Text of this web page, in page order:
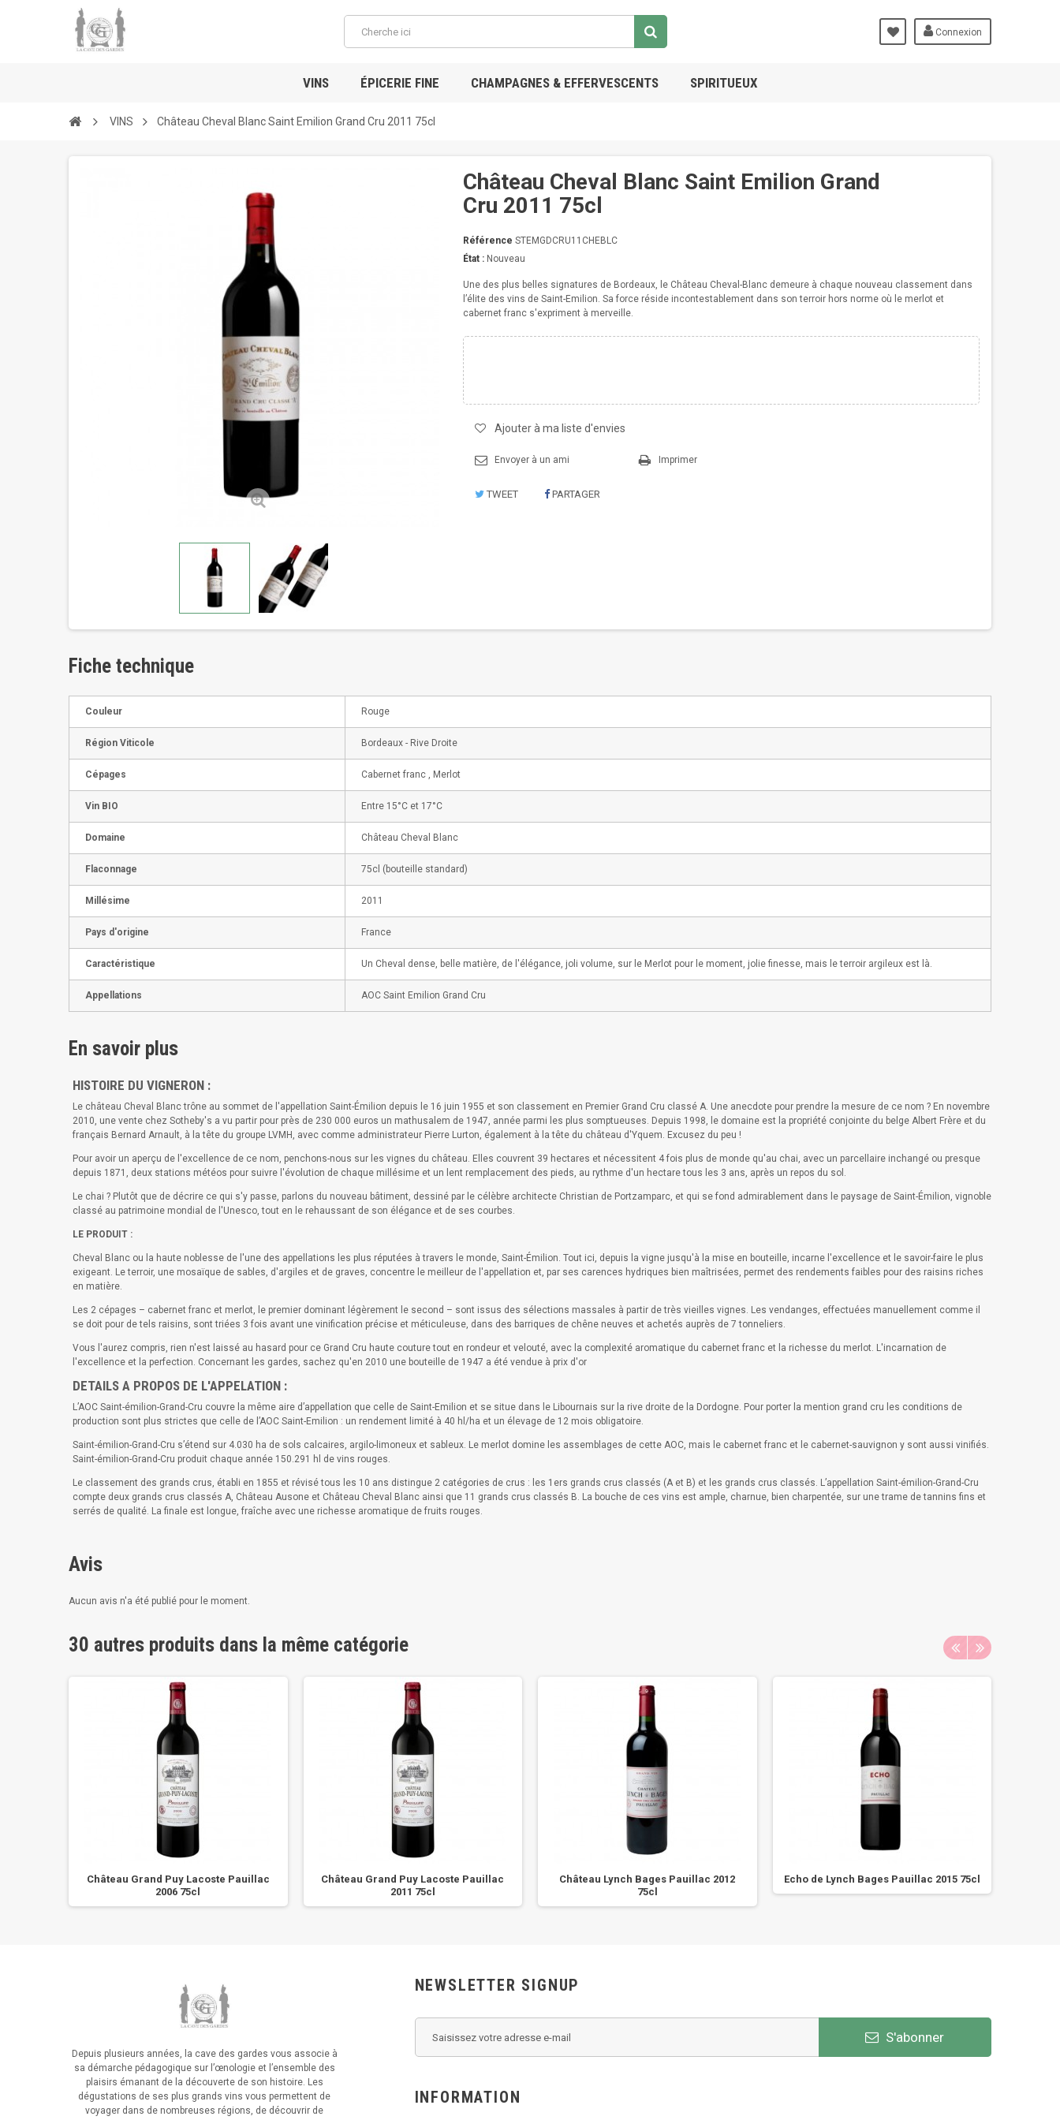
Connexion
VINS ÉPICERIE FINE CHAMPAGNES & EFFERVESCENTS SPIRITUEUX
VINS Château Cheval Blanc Saint Emilion Grand Cru 2011 75cl
Château Cheval Blanc Saint Emilion Grand
Cru 2011 75cl
Référence STEMGDCRU11CHEBLC
État : Nouveau
Une des plus belles signatures de Bordeaux, le Château Cheval-Blanc demeure à chaque nouveau classement dans
l’élite des vins de Saint-Emilion. Sa force réside incontestablement dans son terroir hors norme où le merlot et
cabernet franc s'expriment à merveille.
Ajouter à ma liste d'envies
Envoyer à un ami Imprimer
TWEET PARTAGER
Fiche technique
Couleur Rouge
Région Viticole Bordeaux - Rive Droite
Cépages Cabernet franc , Merlot
Vin BIO Entre 15°C et 17°C
Domaine Château Cheval Blanc
Flaconnage 75cl (bouteille standard)
Millésime 2011
Pays d'origine France
Caractéristique Un Cheval dense, belle matière, de l'élégance, joli volume, sur le Merlot pour le moment, jolie finesse, mais le terroir argileux est là.
Appellations AOC Saint Emilion Grand Cru
En savoir plus
HISTOIRE DU VIGNERON :
Le château Cheval Blanc trône au sommet de l'appellation Saint-Émilion depuis le 16 juin 1955 et son classement en Premier Grand Cru classé A. Une anecdote pour prendre la mesure de ce nom ? En novembre
2010, une vente chez Sotheby's a vu partir pour près de 230 000 euros un mathusalem de 1947, année parmi les plus somptueuses. Depuis 1998, le domaine est la propriété conjointe du belge Albert Frère et du
français Bernard Arnault, à la tête du groupe LVMH, avec comme administrateur Pierre Lurton, également à la tête du château d'Yquem. Excusez du peu !
Pour avoir un aperçu de l'excellence de ce nom, penchons-nous sur les vignes du château. Elles couvrent 39 hectares et nécessitent 4 fois plus de monde qu'au chai, avec un parcellaire inchangé ou presque
depuis 1871, deux stations météos pour suivre l'évolution de chaque millésime et un lent remplacement des pieds, au rythme d'un hectare tous les 3 ans, après un repos du sol.
Le chai ? Plutôt que de décrire ce qui s'y passe, parlons du nouveau bâtiment, dessiné par le célèbre architecte Christian de Portzamparc, et qui se fond admirablement dans le paysage de Saint-Émilion, vignoble
classé au patrimoine mondial de l'Unesco, tout en le rehaussant de son élégance et de ses courbes.
LE PRODUIT :
Cheval Blanc ou la haute noblesse de l'une des appellations les plus réputées à travers le monde, Saint-Émilion. Tout ici, depuis la vigne jusqu'à la mise en bouteille, incarne l'excellence et le savoir-faire le plus
exigeant. Le terroir, une mosaïque de sables, d'argiles et de graves, concentre le meilleur de l'appellation et, par ses carences hydriques bien maîtrisées, permet des rendements faibles pour des raisins riches
en matière.
Les 2 cépages – cabernet franc et merlot, le premier dominant légèrement le second – sont issus des sélections massales à partir de très vieilles vignes. Les vendanges, effectuées manuellement comme il
se doit pour de tels raisins, sont triées 3 fois avant une vinification précise et méticuleuse, dans des barriques de chêne neuves et achetés auprès de 7 tonneliers.
Vous l'aurez compris, rien n'est laissé au hasard pour ce Grand Cru haute couture tout en rondeur et velouté, avec la complexité aromatique du cabernet franc et la richesse du merlot. L'incarnation de
l'excellence et la perfection. Concernant les gardes, sachez qu'en 2010 une bouteille de 1947 a été vendue à prix d'or
DETAILS A PROPOS DE L'APPELATION :
L’AOC Saint-émilion-Grand-Cru couvre la même aire d’appellation que celle de Saint-Emilion et se situe dans le Libournais sur la rive droite de la Dordogne. Pour porter la mention grand cru les conditions de
production sont plus strictes que celle de l’AOC Saint-Emilion : un rendement limité à 40 hl/ha et un élevage de 12 mois obligatoire.
Saint-émilion-Grand-Cru s’étend sur 4.030 ha de sols calcaires, argilo-limoneux et sableux. Le merlot domine les assemblages de cette AOC, mais le cabernet franc et le cabernet-sauvignon y sont aussi vinifiés.
Saint-émilion-Grand-Cru produit chaque année 150.291 hl de vins rouges.
Le classement des grands crus, établi en 1855 et révisé tous les 10 ans distingue 2 catégories de crus : les 1ers grands crus classés (A et B) et les grands crus classés. L’appellation Saint-émilion-Grand-Cru
compte deux grands crus classés A, Château Ausone et Château Cheval Blanc ainsi que 11 grands crus classés B. La bouche de ces vins est ample, charnue, bien charpentée, sur une trame de tannins fins et
serrés de qualité. La finale est longue, fraîche avec une richesse aromatique de fruits rouges.
Avis
Aucun avis n'a été publié pour le moment.
30 autres produits dans la même catégorie
Château Grand Puy Lacoste Pauillac
2006 75cl
Château Grand Puy Lacoste Pauillac
2011 75cl
Château Lynch Bages Pauillac 2012
75cl
Echo de Lynch Bages Pauillac 2015 75cl
Depuis plusieurs années, la cave des gardes vous associe à
sa démarche pédagogique sur l’œnologie et l’ensemble des
plaisirs émanant de la découverte de son histoire. Les
dégustations de ses plus grands vins vous permettent de
voyager dans de nombreuses régions, de découvrir de
NEWSLETTER SIGNUP
S'abonner
INFORMATION